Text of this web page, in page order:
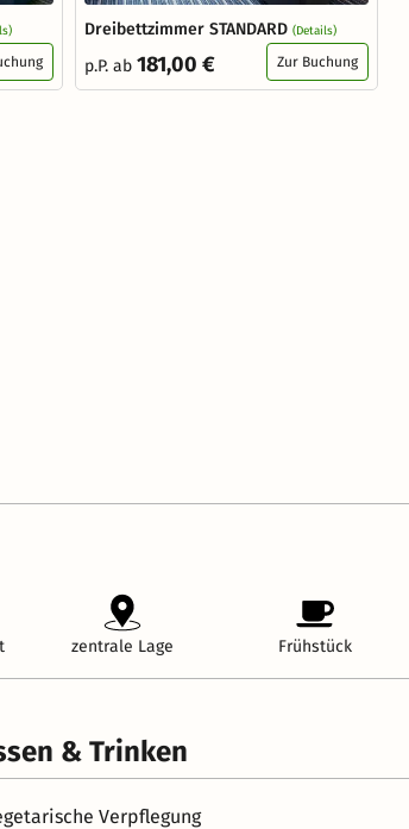
Dreibettzimmer STANDARD (Details)
p.P. ab 181,00 € Zur Buchung
zentrale Lage Frühstück
& Trinken
Verpflegung